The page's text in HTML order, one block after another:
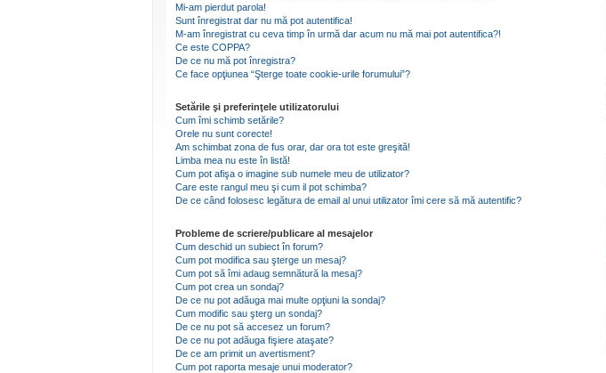
Mi-am pierdut parola!
Sunt înregistrat dar nu mă pot autentifica!
M-am înregistrat cu ceva timp în urmă dar acum nu mă mai pot autentifica?!
Ce este COPPA?
De ce nu mă pot înregistra?
Ce face opţiunea “Şterge toate cookie-urile forumului”?
Setările şi preferinţele utilizatorului
Cum îmi schimb setările?
Orele nu sunt corecte!
Am schimbat zona de fus orar, dar ora tot este greşită!
Limba mea nu este în listă!
Cum pot afişa o imagine sub numele meu de utilizator?
Care este rangul meu şi cum il pot schimba?
De ce când folosesc legătura de email al unui utilizator îmi cere să mă autentific?
Probleme de scriere/publicare al mesajelor
Cum deschid un subiect în forum?
Cum pot modifica sau şterge un mesaj?
Cum pot să îmi adaug semnătură la mesaj?
Cum pot crea un sondaj?
De ce nu pot adăuga mai multe opţiuni la sondaj?
Cum modific sau şterg un sondaj?
De ce nu pot să accesez un forum?
De ce nu pot adăuga fişiere ataşate?
De ce am primit un avertisment?
Cum pot raporta mesaje unui moderator?